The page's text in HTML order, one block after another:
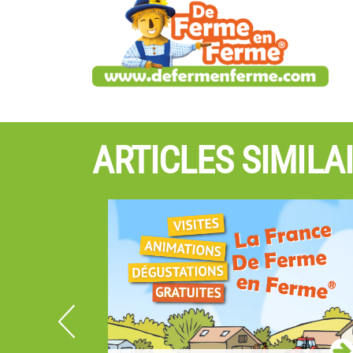
ARTICLES